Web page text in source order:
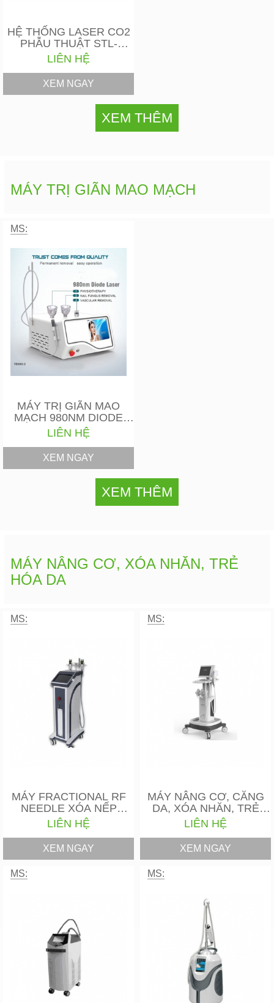
HỆ THỐNG LASER CO2
PHẪU THUẬT STL-
3000P HÀN QUỐC
LIÊN HỆ
XEM NGAY
XEM THÊM
MÁY TRỊ GIÃN MAO MẠCH
MS:
MÁY TRỊ GIÃN MAO
MẠCH 980NM DIODE
LASER
LIÊN HỆ
XEM NGAY
XEM THÊM
MÁY NÂNG CƠ, XÓA NHĂN, TRẺ
HÓA DA
MS:
MÁY FRACTIONAL RF
NEEDLE XÓA NẾP
NHĂN
LIÊN HỆ
XEM NGAY
MS:
MÁY NÂNG CƠ, CĂNG
DA, XÓA NHĂN, TRẺ
HÓA DA…
LIÊN HỆ
XEM NGAY
MS: MS: